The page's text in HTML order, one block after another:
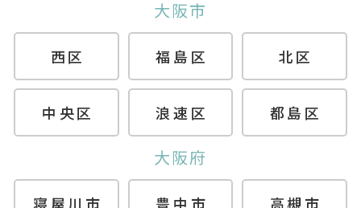
大阪市
西区 福島区 北区
中央区 浪速区 都島区
大阪府
寝屋川市 豊中市 高槻市